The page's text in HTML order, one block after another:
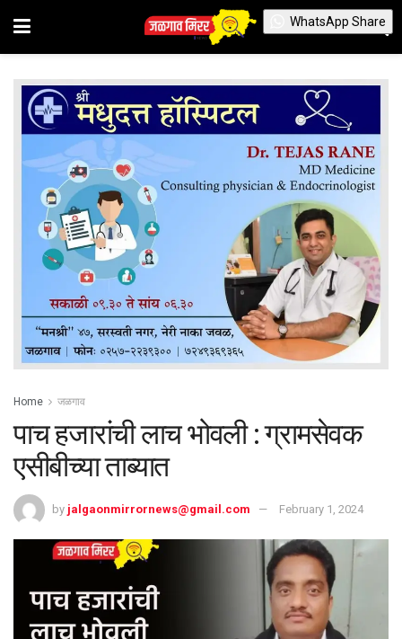
Home जळगाव
पाच हजारांची लाच भोवली : ग्रामसेवक
एसीबीच्या ताब्यात
by jalgaonmirrornews@gmail.com February 1, 2024
WhatsApp Share